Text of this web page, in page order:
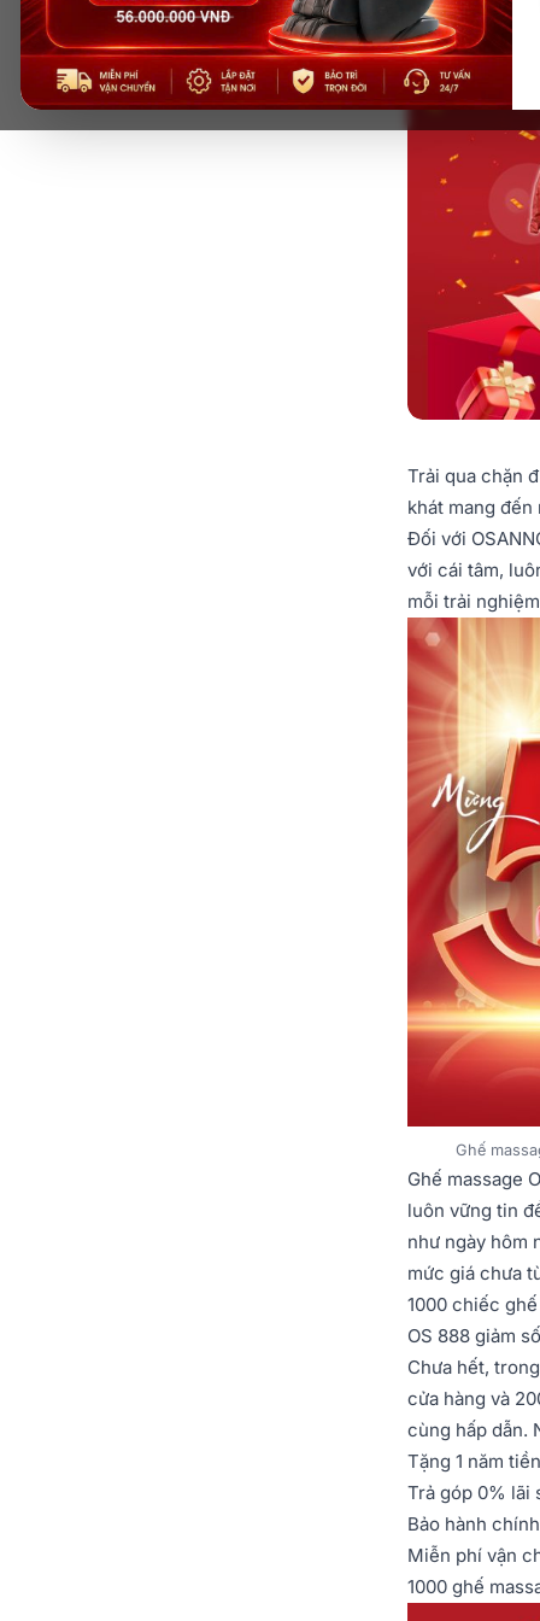
Trải qua chặn
khát mang
Đối với
với cái tâm,
mỗi trải
Ghế
Ghế massage
luôn vững tin
như ngày hôm
mức giá chưa
1000 chiếc
OS 888 giảm
Chưa hết,
cửa hàng và
cùng hấp dẫn.
Tặng 1 năm
Trả góp 0% lãi
Bảo hành
Miễn phí vận
1000 ghế